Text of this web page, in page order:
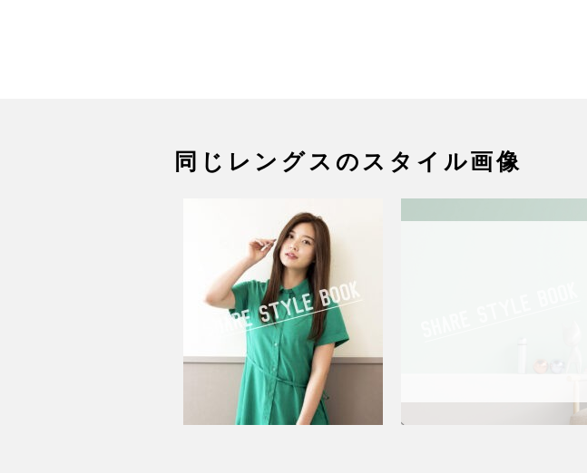
同じレングスのスタイル画像